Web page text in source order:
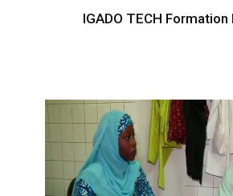
IGADO TECH Formation